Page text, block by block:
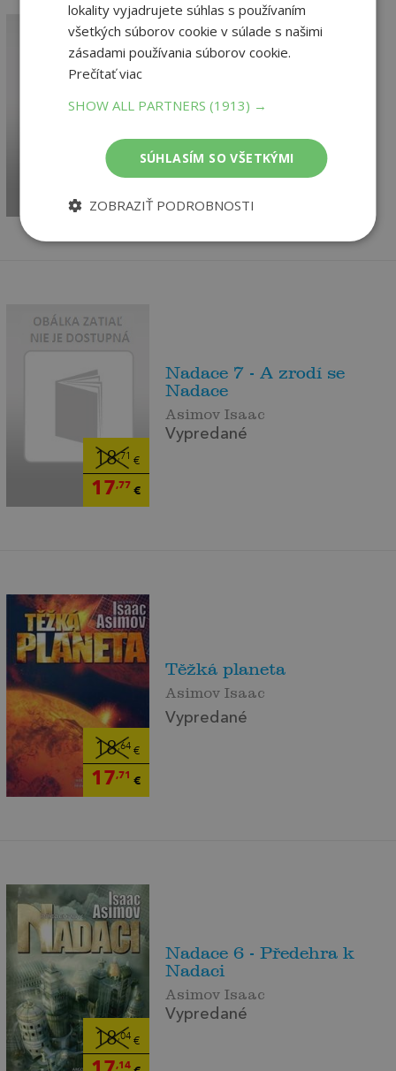
18
17 €
Nadace
Vypredané
18,71 €
17,77 €
Nadace 7 - A zrodí se
Nadace
Asimov Isaac
Vypredané
18,64€
17,71 €
Těžká planeta
Asimov Isaac
Vypredané
18,04€
,14
Nadace 6 - Předehra k
Nadaci
Asimov Isaac
Vypredané
lokality vyjadrujete súhlas s používaním
všetkých súborov cookie v súlade s našimi
zásadami používania súborov cookie.
Prečítať viac
SHOW ALL PARTNERS(1913) →
SÚHLASÍM SO VŠETKÝMI
ZOBRAZIŤ PODROBNOSTI